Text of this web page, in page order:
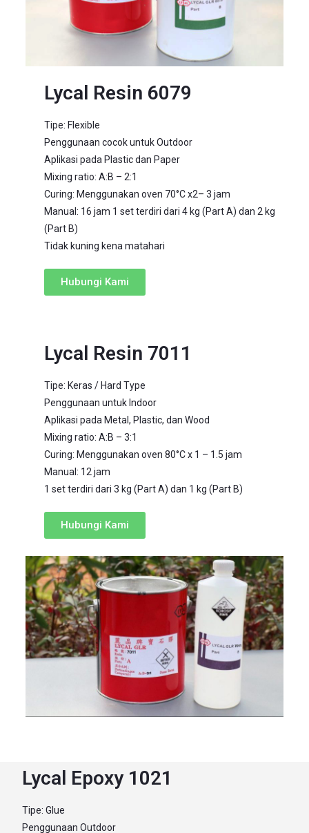
Lycal Resin 6079
Tipe: Flexible
Penggunaan cocok untuk Outdoor
Aplikasi pada Plastic dan Paper
Mixing ratio: A:B – 2:1
Curing: Menggunakan oven 70°C x2– 3 jam
Manual: 16 jam 1 set terdiri dari 4 kg (Part A) dan 2 kg
(Part B)
Tidak kuning kena matahari
Hubungi Kami
Lycal Resin 7011
Tipe: Keras / Hard Type
Penggunaan untuk Indoor
Aplikasi pada Metal, Plastic, dan Wood
Mixing ratio: A:B – 3:1
Curing: Menggunakan oven 80°C x 1 – 1.5 jam
Manual: 12 jam
1 set terdiri dari 3 kg (Part A) dan 1 kg (Part B)
Hubungi Kami
Lycal Epoxy 1021
Tipe: Glue
Penggunaan Outdoor